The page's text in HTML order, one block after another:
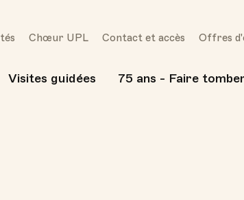
Visites guidées 75 ans - Faire
Chœur UPL Contact et accès Offres